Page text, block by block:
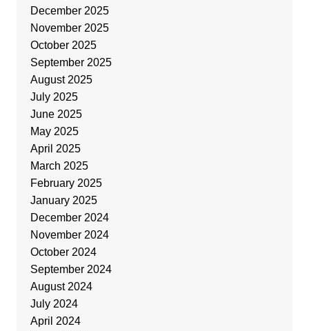
December 2025
November 2025
October 2025
September 2025
August 2025
July 2025
June 2025
May 2025
April 2025
March 2025
February 2025
January 2025
December 2024
November 2024
October 2024
September 2024
August 2024
July 2024
April 2024